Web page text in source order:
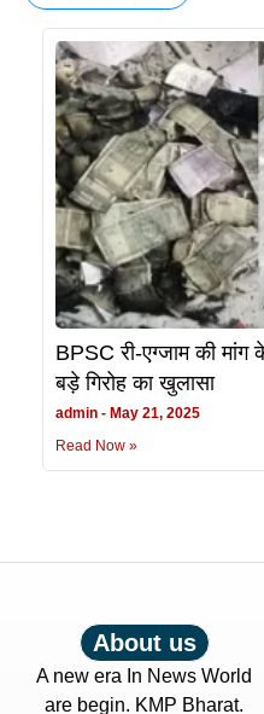
BPSC री-एग्जाम की
बड़े गिरोह का खुलासा
admin
May 21, 2025
Read Now »
About us
A new era In News World
are begin. KMP Bharat.